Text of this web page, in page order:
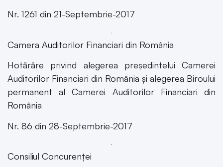
Nr. 1261 din 21-Septembrie-2017
Camera Auditorilor Financiari din România
Hotărâre privind alegerea președintelui Camerei
Auditorilor Financiari din România și alegerea Biroului
permanent al Camerei Auditorilor Financiari din
România
Nr. 86 din 28-Septembrie-2017
Consiliul Concurenței